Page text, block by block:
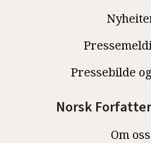
Pressebilde
Norsk
Om oss